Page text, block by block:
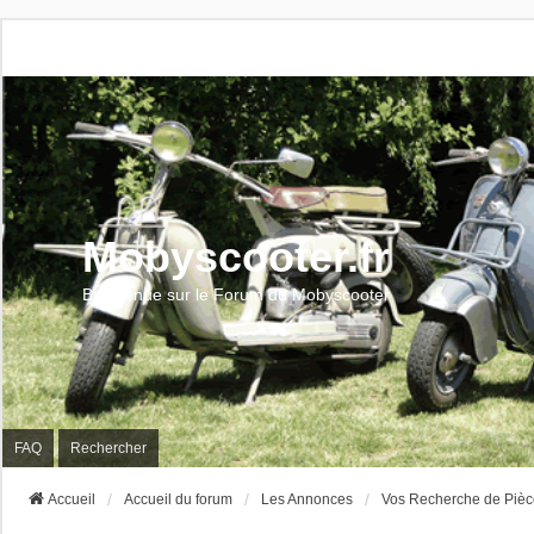
Mobyscooter.fr
Bienvenue sur le Forum du Mobyscooter
FAQ Rechercher
Accueil Accueil du forum Les Annonces Vos Recherche de